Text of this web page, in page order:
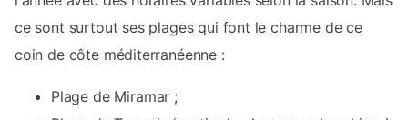
ce sont surtout ses plages qui font le charme de ce
coin de côte méditerranéenne :
Plage de Miramar ;